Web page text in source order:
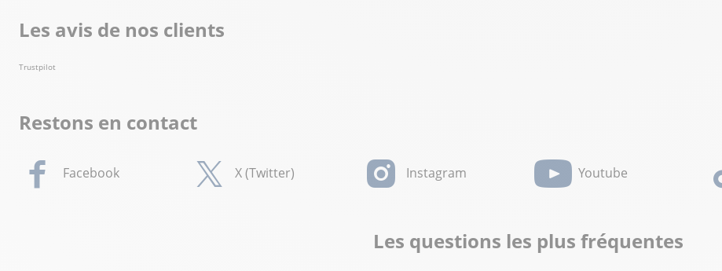
Les avis de nos clients
Trustpilot
Restons en contact
Facebook X (Twitter) Instagram Youtube
Les questions les plus fréquentes